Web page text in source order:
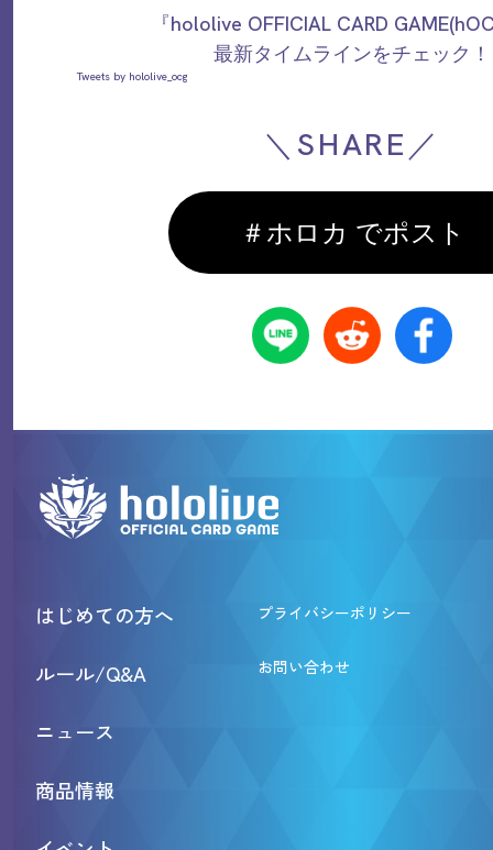
『hololive OFFICIAL CARD
最新タイムラインをチェック！
Tweets by hololive_ocg
＼SHARE／
＃ホロカ でポスト
はじめての方へ
ルール/Q&A
ニュース
商品情報
プライバシーポリシー
お問い合わせ